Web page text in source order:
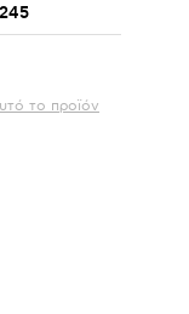
το προϊόν